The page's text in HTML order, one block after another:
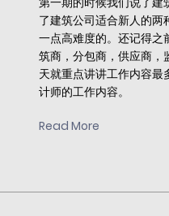
了建筑公司适合新人的两
一点高难度的。还记得之
筑商，分包商，供应商，
天就重点讲讲工作内容最
计师的工作内容。
Read More